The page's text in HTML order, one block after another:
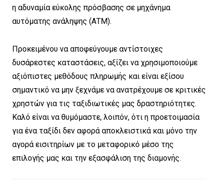
η αδυναμία εύκολης πρόσβασης σε μηχάνημα
αυτόματης ανάληψης (ΑΤΜ).
Προκειμένου να αποφεύγουμε αντίστοιχες
δυσάρεστες καταστάσεις, αξίζει να χρησιμοποιούμε
αξιόπιστες μεθόδους πληρωμής και είναι εξίσου
σημαντικό να μην ξεχνάμε να ανατρέχουμε σε κριτικές
χρηστών για τις ταξιδιωτικές μας δραστηριότητες.
Καλό είναι να θυμόμαστε, λοιπόν, ότι η προετοιμασία
για ένα ταξίδι δεν αφορά αποκλειστικά και μόνο την
αγορά εισιτηρίων με το μεταφορικό μέσο της
επιλογής μας και την εξασφάλιση της διαμονής.